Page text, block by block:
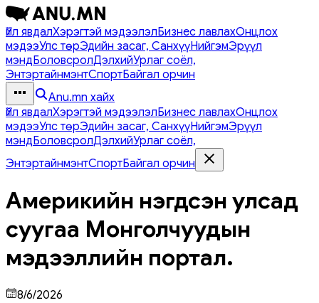
Үйл явдалХэрэгтэй мэдээлэлБизнес лавлахОнцлох
мэдээУлс төрЭдийн засаг, СанхүүНийгэмЭрүүл
мэндБоловсролДэлхийУрлаг соёл,
ЭнтэртайнмэнтСпортБайгал орчин
Anu.mn хайх
Үйл явдалХэрэгтэй мэдээлэлБизнес лавлахОнцлох
мэдээУлс төрЭдийн засаг, СанхүүНийгэмЭрүүл
мэндБоловсролДэлхийУрлаг соёл,
ЭнтэртайнмэнтСпортБайгал орчин
Америкийн нэгдсэн улсад
суугаа Монголчуудын
мэдээллийн портал.
8/6/2026